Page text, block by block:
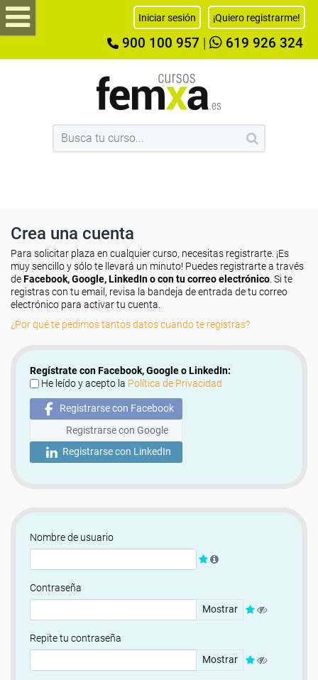
Iniciar sesión ¡Quiero registrarme!
900 100 957 619 926 324
Crea una cuenta
Para solicitar plaza en cualquier curso, necesitas registrarte. ¡Es
muy sencillo y sólo te llevará un minuto! Puedes registrarte a través
deFacebook, Google, LinkedIn o con tu correo electrónico . Si te
registras con tu email, revisa la bandeja de entrada de tu correo
electrónico para activar tu cuenta.
¿Por qué te pedimos tantos datos cuando te registras?
Regístrate con Facebook, Google o LinkedIn:
He leído y acepto la Política de Privacidad
Registrarse con Facebook
Registrarse con Google
Registrarse con LinkedIn
Nombre de usuario
Contraseña
Mostrar
Repite tu contraseña
Mostrar